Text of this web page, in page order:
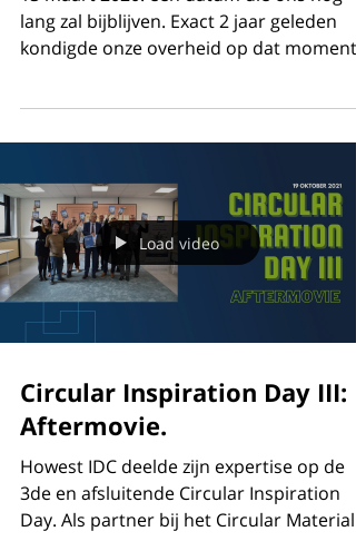
Deerlijk
13 maart 2020: een datum die ons nog
kondigde onze overheid op dat moment
de allereerste...
Load video
Circular Inspiration Day III:
Aftermovie.
Howest IDC deelde zijn expertise op de